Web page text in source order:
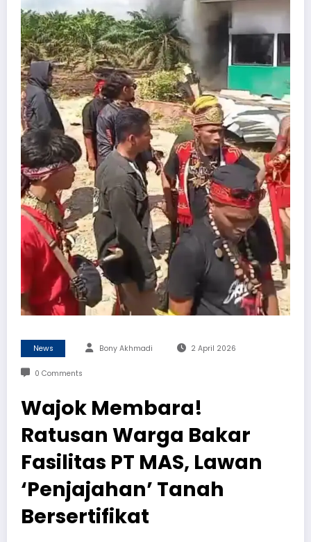
News Bony Akhmadi 2 April 2026
0 Comments
Wajok Membara!
Ratusan Warga Bakar
Fasilitas PT MAS, Lawan
‘Penjajahan’ Tanah
Bersertifikat